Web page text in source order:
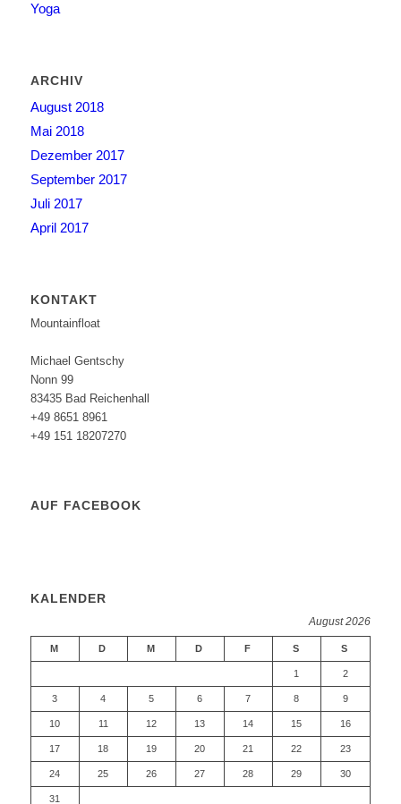
Yoga
ARCHIV
August 2018
Mai 2018
Dezember 2017
September 2017
Juli 2017
April 2017
KONTAKT
Mountainfloat
Michael Gentschy
Nonn 99
83435 Bad Reichenhall
+49 8651 8961
+49 151 18207270
AUF FACEBOOK
KALENDER
August 2026
M D M D F S S
1 2
3 4 5 6 7 8 9
10 11 12 13 14 15 16
17 18 19 20 21 22 23
24 25 26 27 28 29 30
31